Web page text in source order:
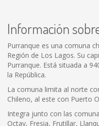
Información
Purranque es una comuna
Región de Los Lagos. Su
Purranque. Está situada a
la República.
La comuna limita al norte
Chileno, al este con Puerto
Integra junto con las
Octay, Fresia, Frutillar,